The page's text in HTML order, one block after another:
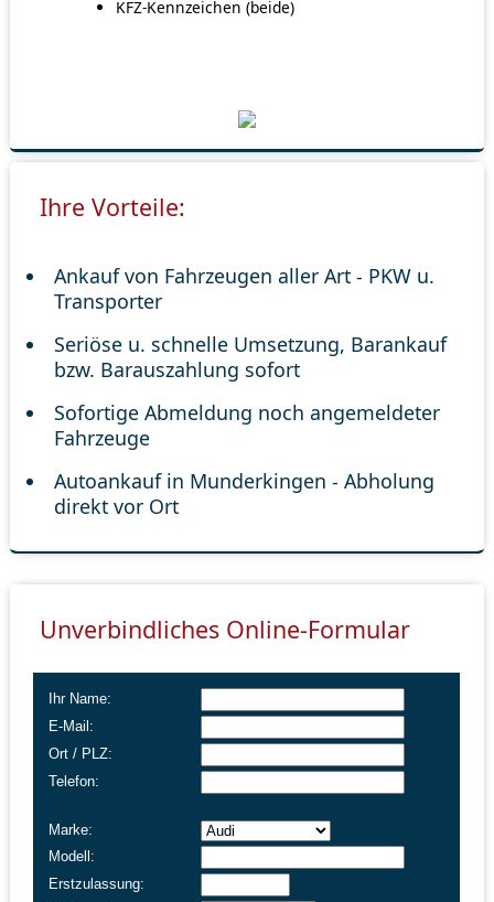
KFZ-Kennzeichen (beide)
Ihre Vorteile:
Ankauf von Fahrzeugen aller Art - PKW u.
Transporter
Seriöse u. schnelle Umsetzung, Barankauf
bzw. Barauszahlung sofort
Sofortige Abmeldung noch angemeldeter
Fahrzeuge
Autoankauf in Munderkingen - Abholung
direkt vor Ort
Unverbindliches Online-Formular
Ihr Name:
E-Mail:
Ort / PLZ:
Telefon:
Marke:
Modell:
Erstzulassung: